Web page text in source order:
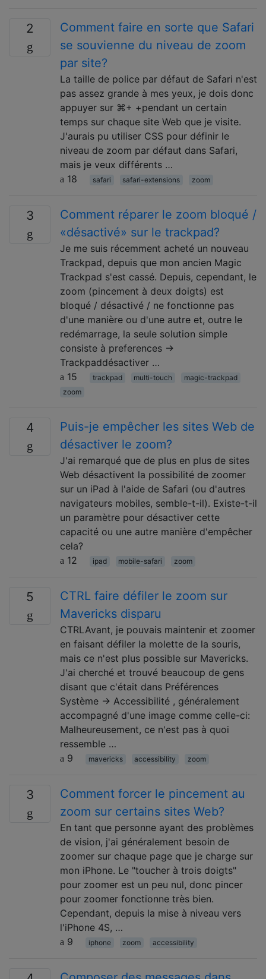
2
Comment faire en sorte que Safari
se souvienne du niveau de zoom
par site?
La taille de police par défaut de Safari n'est
pas assez grande à mes yeux, je dois donc
appuyer sur ⌘+ +pendant un certain
temps sur chaque site Web que je visite.
J'aurais pu utiliser CSS pour définir le
niveau de zoom par défaut dans Safari,
mais je veux différents …
18
safari safari-extensions zoom
3
Comment réparer le zoom bloqué /
«désactivé» sur le trackpad?
Je me suis récemment acheté un nouveau
Trackpad, depuis que mon ancien Magic
Trackpad s'est cassé. Depuis, cependant, le
zoom (pincement à deux doigts) est
bloqué / désactivé / ne fonctionne pas
d'une manière ou d'une autre et, outre le
redémarrage, la seule solution simple
consiste à preferences →
Trackpaddésactiver …
15
trackpad multi-touch
magic-trackpad
zoom
4
Puis-je empêcher les sites Web de
désactiver le zoom?
J'ai remarqué que de plus en plus de sites
Web désactivent la possibilité de zoomer
sur un iPad à l'aide de Safari (ou d'autres
navigateurs mobiles, semble-t-il). Existe-t-il
un paramètre pour désactiver cette
capacité ou une autre manière d'empêcher
cela?
12
ipad mobile-safari zoom
5
CTRL faire défiler le zoom sur
Mavericks disparu
CTRLAvant, je pouvais maintenir et zoomer
en faisant défiler la molette de la souris,
mais ce n'est plus possible sur Mavericks.
J'ai cherché et trouvé beaucoup de gens
disant que c'était dans Préférences
Système → Accessibilité , généralement
accompagné d'une image comme celle-ci:
Malheureusement, ce n'est pas à quoi
ressemble …
9
mavericks accessibility zoom
3
Comment forcer le pincement au
zoom sur certains sites Web?
En tant que personne ayant des problèmes
de vision, j'ai généralement besoin de
zoomer sur chaque page que je charge sur
mon iPhone. Le "toucher à trois doigts"
pour zoomer est un peu nul, donc pincer
pour zoomer fonctionne très bien.
Cependant, depuis la mise à niveau vers
l'iPhone 4S, …
9
iphone zoom accessibility